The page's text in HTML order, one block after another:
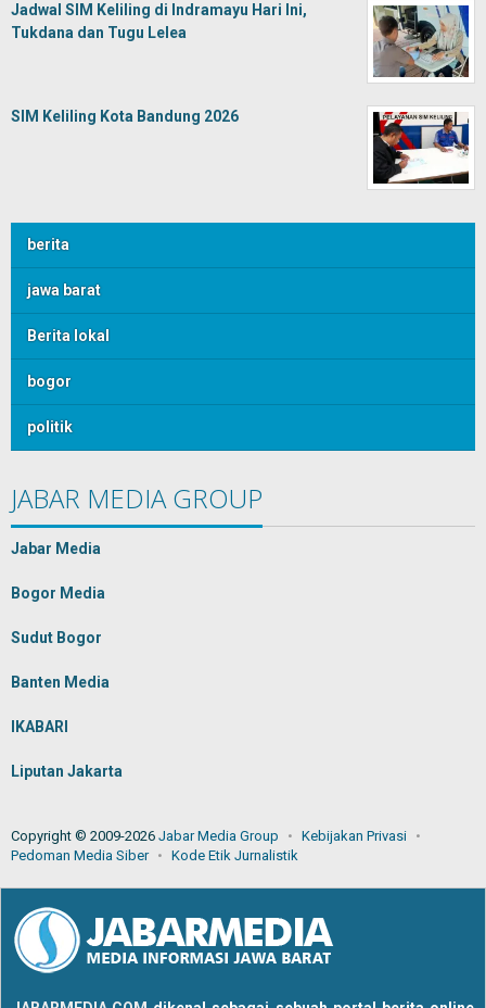
Jadwal SIM Keliling di Indramayu Hari Ini,
Tukdana dan Tugu Lelea
SIM Keliling Kota Bandung 2026
berita
jawa barat
Berita lokal
bogor
politik
JABAR MEDIA GROUP
Jabar Media
Bogor Media
Sudut Bogor
Banten Media
IKABARI
Liputan Jakarta
Copyright © 2009-2026 Jabar Media Group
Kebijakan Privasi
Pedoman Media Siber
Kode Etik Jurnalistik